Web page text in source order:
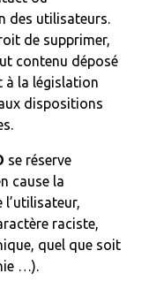
des utilisateurs.
de supprimer,
contenu déposé
à la législation
dispositions
se réserve
cause la
raciste,
quel que soit
…).